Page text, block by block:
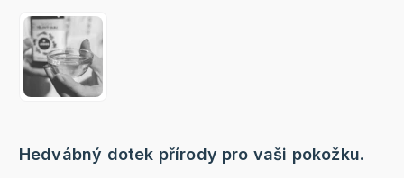
Hedvábný dotek přírody pro vaši pokožku.